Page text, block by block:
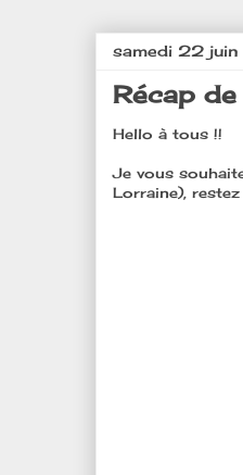
samedi 22
Récap
Hello à tous !!
Je vous
Lorraine),